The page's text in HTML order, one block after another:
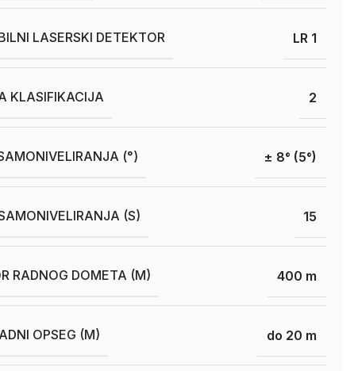
LASERSKI DETEKTOR LR 1
KLASIFIKACIJA 2
(°) ± 8° (5°)
(S) 15
RADNOG DOMETA (M) 400 m
OPSEG (M) do 20 m